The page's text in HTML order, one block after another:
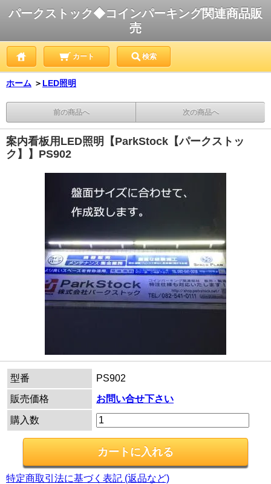
パークストック◆コインパーキング関連商品販
売
カート 検索
ホーム ＞ LED照明
前の商品へ 次の商品へ
案内看板用LED照明【ParkStock【パークストッ
ク】】PS902
型番
PS902
販売価格
お問い合せ下さい
購入数
特定商取引法に基づく表記 (返品など)